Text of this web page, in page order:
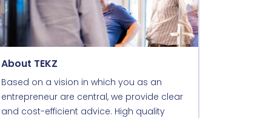
About TEKZ
Based on a vision in which you as an
entrepreneur are central, we provide clear
and cost-efficient advice. High quality